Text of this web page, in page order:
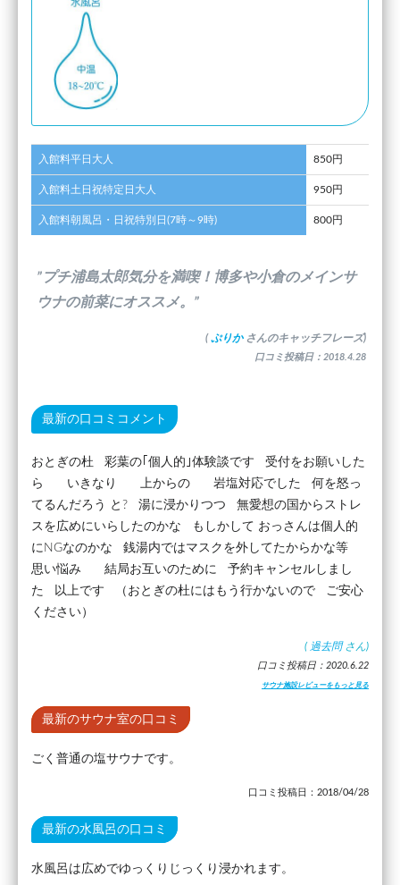
入館料平日大人 850円
入館料土日祝特定日大人 950円
入館料朝風呂・日祝特別日(7時～9時) 800円
”プチ浦島太郎気分を満喫！博多や小倉のメインサ
ウナの前菜にオススメ。”
( ぷりか さんのキャッチフレーズ)
口コミ投稿日：2018.4.28
最新の口コミコメント
おとぎの杜 彩葉の｢個人的｣体験談です 受付をお願いした
ら いきなり 上からの 岩塩対応でした 何を怒っ
てるんだろう と? 湯に浸かりつつ 無愛想の国からストレ
スを広めにいらしたのかな もしかして おっさんは個人的
にNGなのかな 銭湯内ではマスクを外してたからかな等
思い悩み 結局お互いのために 予約キャンセルしまし
た 以上です （おとぎの杜にはもう行かないので ご安心
ください）
( 過去問 さん)
口コミ投稿日：2020.6.22
サウナ施設レビューをもっと見る
最新のサウナ室の口コミ
ごく普通の塩サウナです。
口コミ投稿日：2018/04/28
最新の水風呂の口コミ
水風呂は広めでゆっくりじっくり浸かれます。